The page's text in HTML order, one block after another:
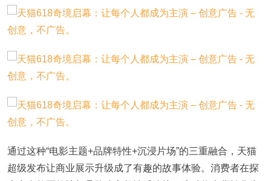
通过这种“电影主题+品牌特性+沉浸片场”的三重融合，天猫
超级发布让商业展示升级成了有趣的故事体验。消费者在探